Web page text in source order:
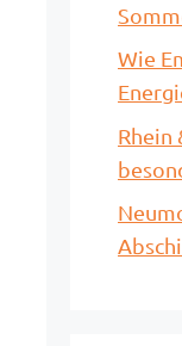
Wie
Rhein